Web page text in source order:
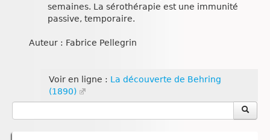
semaines. La sérothérapie est une immunité
passive, temporaire.
Auteur : Fabrice Pellegrin
Voir en ligne : La découverte de Behring
(1890)